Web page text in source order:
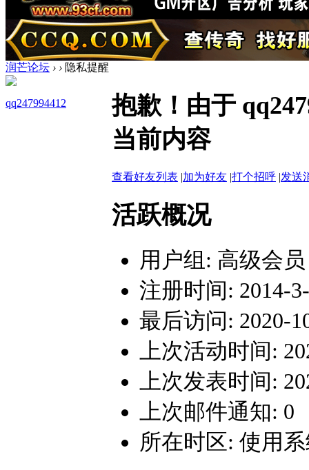
润芒论坛 › › 隐私提醒
qq247994412
抱歉！由于
当前内容
查看好友列表 |加为好友 |打个招呼 |发送
活跃概况
用户组: 高级会员
注册时间: 2014-
最后访问: 2020-
上次活动时间:
上次发表时间:
上次邮件通知: 0
所在时区: 使用